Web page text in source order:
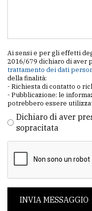
Ai sensi e per gli effetti
2016/679 dichiaro di aver
trattamento dei dati
della finalità:
- Richiesta di contatto o
- Pubblicazione: le
potrebbero essere
Dichiaro di aver
sopracitata
INVIA MESSAGGIO